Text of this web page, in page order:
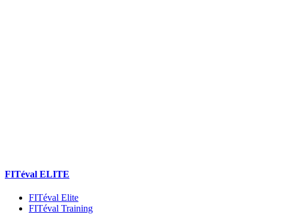
FITéval ELITE
FITéval Elite
FITéval Training